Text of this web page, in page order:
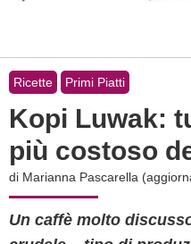
Ricette Primi Piatti
Kopi Luwak:
più costoso
di Marianna Pascarella
Un caffè molto